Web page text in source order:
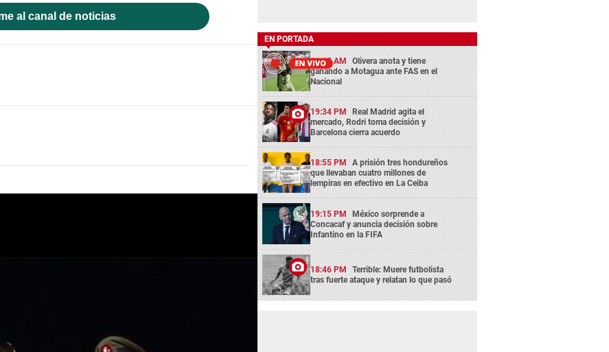
al canal de noticias
EN PORTADA
11:45 AM Olivera anota y tiene
ganando a Motagua ante FAS en el
Nacional
19:34 PM Real Madrid agita el
mercado, Rodri toma decisión y
Barcelona cierra acuerdo
18:55 PM A prisión tres hondureños
que llevaban cuatro millones de
lempiras en efectivo en La Ceiba
19:15 PM México sorprende a
Concacaf y anuncia decisión sobre
Infantino en la FIFA
18:46 PM Terrible: Muere futbolista
tras fuerte ataque y relatan lo que pasó